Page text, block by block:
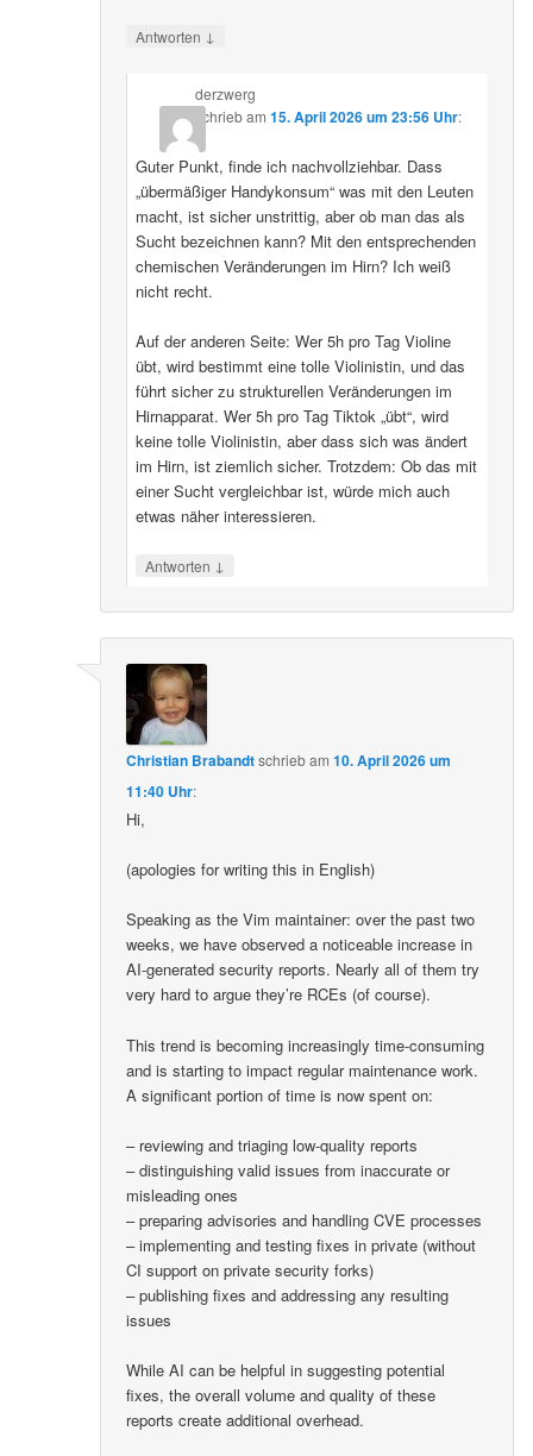
Antworten ↓
derzwerg
schriebam 15. April 2026 um 23:56 Uhr:
Guter Punkt, finde ich nachvollziehbar. Dass
„übermäßiger Handykonsum“ was mit den Leuten
macht, ist sicher unstrittig, aber ob man das als
Sucht bezeichnen kann? Mit den entsprechenden
chemischen Veränderungen im Hirn? Ich weiß
nicht recht.
Auf der anderen Seite: Wer 5h pro Tag Violine
übt, wird bestimmt eine tolle Violinistin, und das
führt sicher zu strukturellen Veränderungen im
Hirnapparat. Wer 5h pro Tag Tiktok „übt“, wird
keine tolle Violinistin, aber dass sich was ändert
im Hirn, ist ziemlich sicher. Trotzdem: Ob das mit
einer Sucht vergleichbar ist, würde mich auch
etwas näher interessieren.
Antworten ↓
Christian Brabandtschriebam10. April 2026 um
11:40 Uhr:
Hi,
(apologies for writing this in English)
Speaking as the Vim maintainer: over the past two
weeks, we have observed a noticeable increase in
AI-generated security reports. Nearly all of them try
very hard to argue they’re RCEs (of course).
This trend is becoming increasingly time-consuming
and is starting to impact regular maintenance work.
A significant portion of time is now spent on:
– reviewing and triaging low-quality reports
– distinguishing valid issues from inaccurate or
misleading ones
– preparing advisories and handling CVE processes
– implementing and testing fixes in private (without
CI support on private security forks)
– publishing fixes and addressing any resulting
issues
While AI can be helpful in suggesting potential
fixes, the overall volume and quality of these
reports create additional overhead.